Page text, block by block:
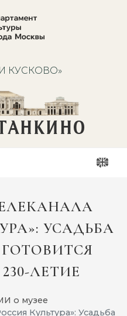
КУСКОВО»
УСАДЬБА
ЛЕТИЕ
о музее
Культура»: Усадьба